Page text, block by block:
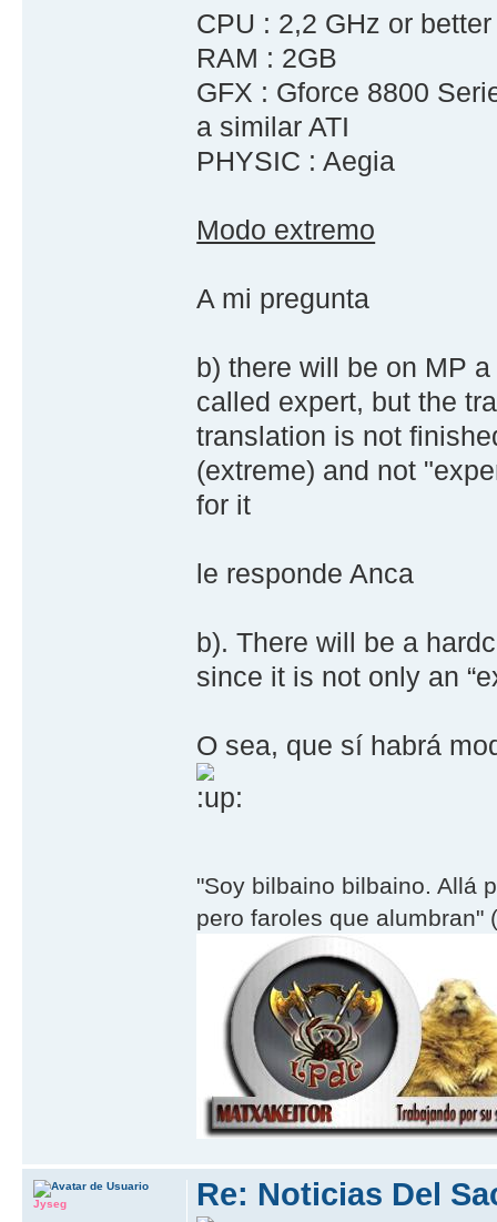
CPU : 2,2 GHz or
RAM : 2GB
GFX : Gforce 8800
a similar ATI
PHYSIC : Aegia
Modo extremo
A mi pregunta
b) there will be on MP
called expert, but the
translation is not
(extreme) and not
for it
le responde Anca
b). There will be a
since it is not only an
O sea, que sí habrá
"Soy bilbaino bilbaino. Allá
pero faroles que alumbran"
Re: Noticias Del
Jyseg